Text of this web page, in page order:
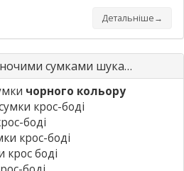
Детальніше→
сумками шукають
чорного кольору
крос-боді
боді
крос-боді
крос боді